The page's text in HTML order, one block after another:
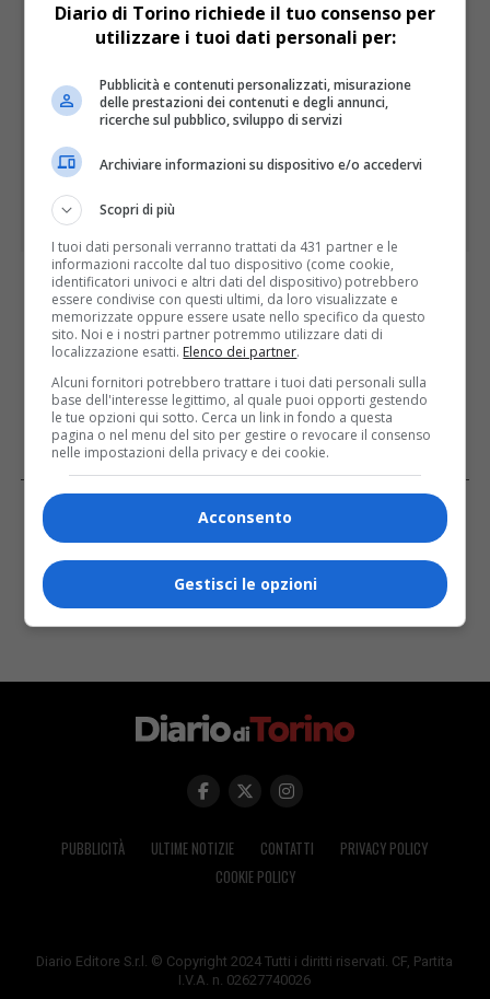
I PIÙ LETTI ULTIME
FACEBOOK
PUBBLICITÀ ULTIME NOTIZIE CONTATTI
PRIVACY POLICY
COOKIE POLICY
Diario Editore S.r.l. © Copyright 2024 Tutti i diritti riservati. CF, Partita
I.V.A. n. 02627740026
Diario di Torino richiede il tuo consenso per
utilizzare i tuoi dati personali per:
Pubblicità e contenuti personalizzati, misurazione
delle prestazioni dei contenuti e degli annunci,
ricerche sul pubblico, sviluppo di servizi
Archiviare informazioni su dispositivo e/o accedervi
Scopri di più
I tuoi dati personali verranno trattati da 431 partner e le
informazioni raccolte dal tuo dispositivo (come cookie,
identificatori univoci e altri dati del dispositivo) potrebbero
essere condivise con questi ultimi, da loro visualizzate e
memorizzate oppure essere usate nello specifico da questo
sito. Noi e i nostri partner potremmo utilizzare dati di
localizzazione esatti. Elenco dei partner.
Alcuni fornitori potrebbero trattare i tuoi dati personali sulla
base dell'interesse legittimo, al quale puoi opporti gestendo
le tue opzioni qui sotto. Cerca un link in fondo a questa
pagina o nel menu del sito per gestire o revocare il consenso
nelle impostazioni della privacy e dei cookie.
Acconsento
Gestisci le opzioni